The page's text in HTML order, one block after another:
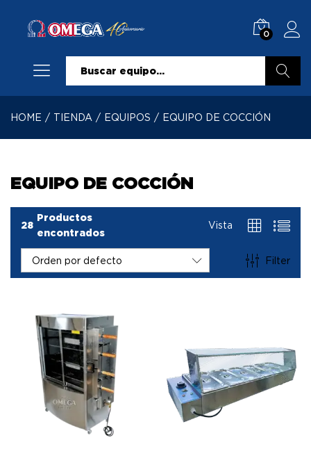
0
HOME / TIENDA / EQUIPOS / EQUIPO DE COCCIÓN
EQUIPO DE COCCIÓN
28
Productos
encontrados
Vista
Filter
Orden por defecto